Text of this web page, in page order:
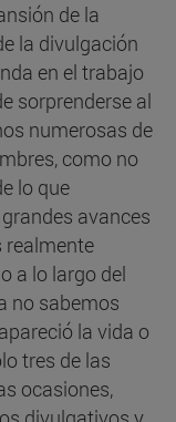
de la
la divulgación
en el trabajo
sorprenderse al
numerosas de
como no
lo que
avances
realmente
a lo largo del
no sabemos
la vida o
tres de las
ocasiones,